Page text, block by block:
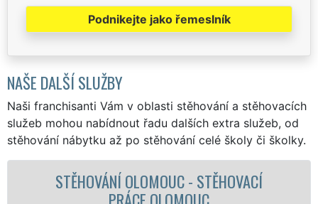
Podnikejte jako řemeslník
NAŠE DALŠÍ SLUŽBY
Naši franchisanti Vám v oblasti stěhování a stěhovacích
služeb mohou nabídnout řadu dalších extra služeb, od
stěhování nábytku až po stěhování celé školy či školky.
- STĚHOVACÍ STĚHOVACÍ